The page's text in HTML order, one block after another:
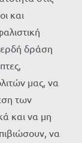
και
δράση
μας, να
των
και να μη
να